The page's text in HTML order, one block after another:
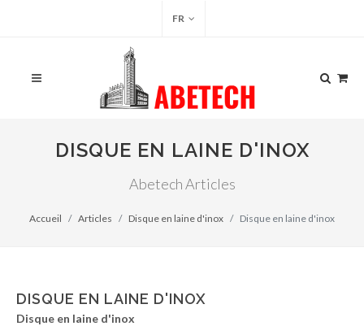
FR
DISQUE EN LAINE D'INOX
Abetech Articles
Accueil Articles Disque en laine d'inox Disque en laine d'inox
DISQUE EN LAINE D'INOX
Disque en laine d'inox